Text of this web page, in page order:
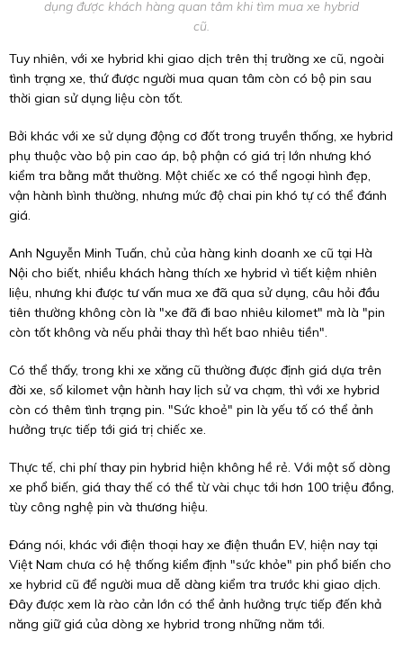
dụng được khách hàng quan tâm khi tìm mua xe hybrid
cũ.
Tuy nhiên, với xe hybrid khi giao dịch trên thị trường xe cũ, ngoài
tình trạng xe, thứ được người mua quan tâm còn có bộ pin sau
thời gian sử dụng liệu còn tốt.
Bởi khác với xe sử dụng động cơ đốt trong truyền thống, xe hybrid
phụ thuộc vào bộ pin cao áp, bộ phận có giá trị lớn nhưng khó
kiểm tra bằng mắt thường. Một chiếc xe có thể ngoại hình đẹp,
vận hành bình thường, nhưng mức độ chai pin khó tự có thể đánh
giá.
Anh Nguyễn Minh Tuấn, chủ của hàng kinh doanh xe cũ tại Hà
Nội cho biết, nhiều khách hàng thích xe hybrid vì tiết kiệm nhiên
liệu, nhưng khi được tư vấn mua xe đã qua sử dụng, câu hỏi đầu
tiên thường không còn là "xe đã đi bao nhiêu kilomet" mà là "pin
còn tốt không và nếu phải thay thì hết bao nhiêu tiền".
Có thể thấy, trong khi xe xăng cũ thường được định giá dựa trên
đời xe, số kilomet vận hành hay lịch sử va chạm, thì với xe hybrid
còn có thêm tình trạng pin. "Sức khoẻ" pin là yếu tố có thể ảnh
hưởng trực tiếp tới giá trị chiếc xe.
Thực tế, chi phí thay pin hybrid hiện không hề rẻ. Với một số dòng
xe phổ biến, giá thay thế có thể từ vài chục tới hơn 100 triệu đồng,
tùy công nghệ pin và thương hiệu.
Đáng nói, khác với điện thoại hay xe điện thuần EV, hiện nay tại
Việt Nam chưa có hệ thống kiểm định "sức khỏe" pin phổ biến cho
xe hybrid cũ để người mua dễ dàng kiểm tra trước khi giao dịch.
Đây được xem là rào cản lớn có thể ảnh hưởng trực tiếp đến khả
năng giữ giá của dòng xe hybrid trong những năm tới.